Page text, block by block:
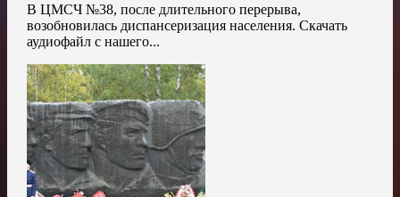
В ЦМСЧ №38, после длительного перерыва,
возобновилась диспансеризация населения. Скачать
аудиофайл с нашего...